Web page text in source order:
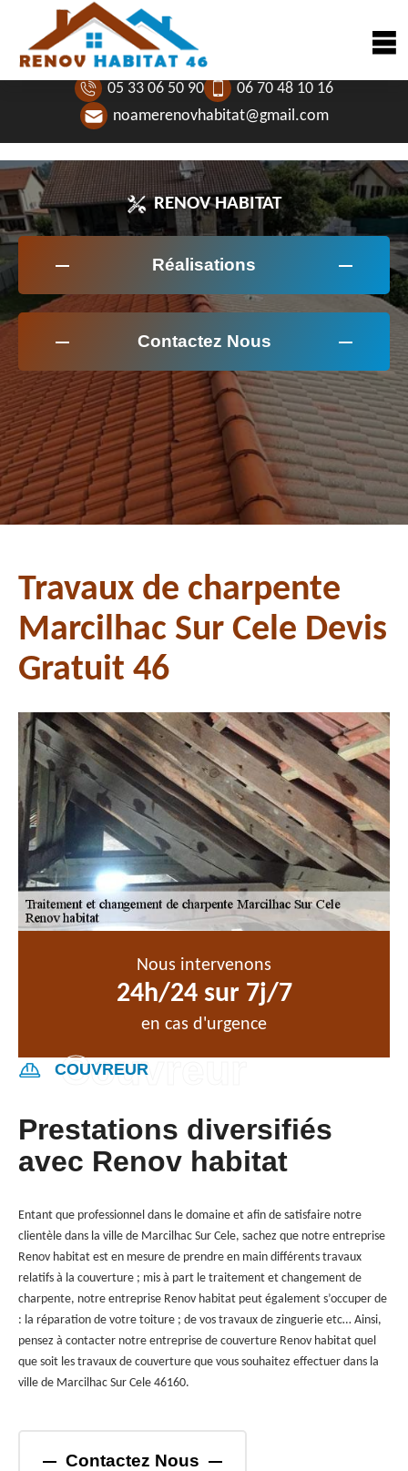
05 33 06 50 90
06 70 48 10 16
noamerenovhabitat@gmail.com
RENOV HABITAT
Réalisations
Contactez Nous
Travaux de charpente
Marcilhac Sur Cele Devis
Gratuit 46
Nous intervenons
24h/24 sur 7j/7
en cas d'urgence
COUVREUR
Prestations diversifiés
avec Renov habitat
Entant que professionnel dans le domaine et afin de satisfaire notre
clientèle dans la ville de Marcilhac Sur Cele, sachez que notre entreprise
Renov habitat est en mesure de prendre en main différents travaux
relatifs à la couverture ; mis à part le traitement et changement de
charpente, notre entreprise Renov habitat peut également s’occuper de
: la réparation de votre toiture ; de vos travaux de zinguerie etc… Ainsi,
pensez à contacter notre entreprise de couverture Renov habitat quel
que soit les travaux de couverture que vous souhaitez effectuer dans la
ville de Marcilhac Sur Cele 46160.
Contactez Nous